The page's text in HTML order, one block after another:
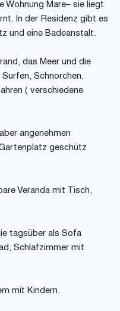
Wohnung Mare– sie liegt
In der Residenz gibt es
und eine Badeanstalt.
das Meer und die
Schnorchen,
( verschiedene
angenehmen
geschütz
Veranda mit Tisch,
tagsüber als Sofa
Schlafzimmer mit
mit Kindern.